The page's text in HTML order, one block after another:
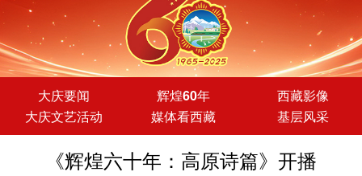
大庆要闻 辉煌60年
西藏影像
大庆文艺活动
媒体看西藏 基层风采
《辉煌六十年：高原诗篇》开播